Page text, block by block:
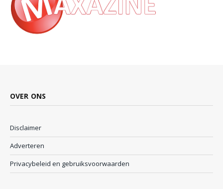
OVER ONS
Disclaimer
Adverteren
Privacybeleid en gebruiksvoorwaarden